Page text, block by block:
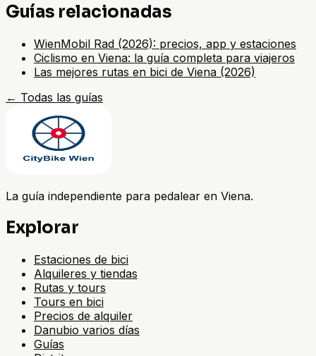
Guías relacionadas
WienMobil Rad (2026): precios, app y estaciones
Ciclismo en Viena: la guía completa para viajeros
Las mejores rutas en bici de Viena (2026)
← Todas las guías
La guía independiente para pedalear en Viena.
Explorar
Estaciones de bici
Alquileres y tiendas
Rutas y tours
Tours en bici
Precios de alquiler
Danubio varios días
Guías